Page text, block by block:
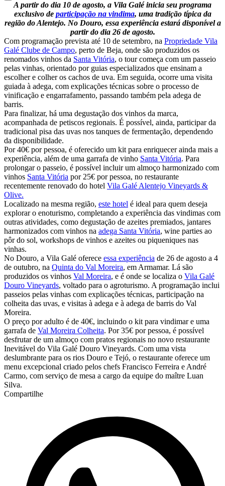
A partir do dia 10 de agosto, a Vila Galé inicia seu programa
exclusivo de participação na vindima, uma tradição típica da
região do Alentejo. No Douro, essa experiência estará disponível a
partir do dia 26 de agosto.
Com programação prevista até 10 de setembro, na Propriedade Vila
Galé Clube de Campo, perto de Beja, onde são produzidos os
renomados vinhos da Santa Vitória, o tour começa com um passeio
pelas vinhas, orientado por guias especializados que ensinam a
escolher e colher os cachos de uva. Em seguida, ocorre uma visita
guiada à adega, com explicações técnicas sobre o processo de
vinificação e engarrafamento, passando também pela adega de
barris.
Para finalizar, há uma degustação dos vinhos da marca,
acompanhada de petiscos regionais. É possível, ainda, participar da
tradicional pisa das uvas nos tanques de fermentação, dependendo
da disponibilidade.
Por 40€ por pessoa, é oferecido um kit para enriquecer ainda mais a
experiência, além de uma garrafa de vinho Santa Vitória. Para
prolongar o passeio, é possível incluir um almoço harmonizado com
vinhos Santa Vitória por 25€ por pessoa, no restaurante
recentemente renovado do hotel Vila Galé Alentejo Vineyards &
Olive.
Localizado na mesma região, este hotel é ideal para quem deseja
explorar o enoturismo, completando a experiência das vindimas com
outras atividades, como degustação de azeites premiados, jantares
harmonizados com vinhos na adega Santa Vitória, wine parties ao
pôr do sol, workshops de vinhos e azeites ou piqueniques nas
vinhas.
No Douro, a Vila Galé oferece essa experiência de 26 de agosto a 4
de outubro, na Quinta do Val Moreira, em Armamar. Lá são
produzidos os vinhos Val Moreira, e é onde se localiza o Vila Galé
Douro Vineyards, voltado para o agroturismo. A programação inclui
passeios pelas vinhas com explicações técnicas, participação na
colheita das uvas, e visitas à adega e à adega de barris do Val
Moreira.
O preço por adulto é de 40€, incluindo o kit para vindimar e uma
garrafa de Val Moreira Colheita. Por 35€ por pessoa, é possível
desfrutar de um almoço com pratos regionais no novo restaurante
Inevitável do Vila Galé Douro Vineyards. Com uma vista
deslumbrante para os rios Douro e Tejó, o restaurante oferece um
menu excepcional criado pelos chefs Francisco Ferreira e André
Carmo, com serviço de mesa a cargo da equipe do maître Luan
Silva.
Compartilhe